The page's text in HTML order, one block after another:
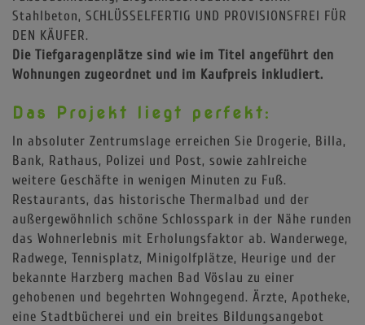
Stahlbeton, SCHLÜSSELFERTIG UND PROVISIONSFREI FÜR
DEN KÄUFER.
Die Tiefgaragenplätze sind wie im Titel angeführt den
Wohnungen zugeordnet und im Kaufpreis inkludiert.
Das Projekt liegt perfekt:
In absoluter Zentrumslage erreichen Sie Drogerie, Billa,
Bank, Rathaus, Polizei und Post, sowie zahlreiche
weitere Geschäfte in wenigen Minuten zu Fuß.
Restaurants, das historische Thermalbad und der
außergewöhnlich schöne Schlosspark in der Nähe runden
das Wohnerlebnis mit Erholungsfaktor ab. Wanderwege,
Radwege, Tennisplatz, Minigolfplätze, Heurige und der
bekannte Harzberg machen Bad Vöslau zu einer
gehobenen und begehrten Wohngegend. Ärzte, Apotheke,
eine Stadtbücherei und ein breites Bildungsangebot